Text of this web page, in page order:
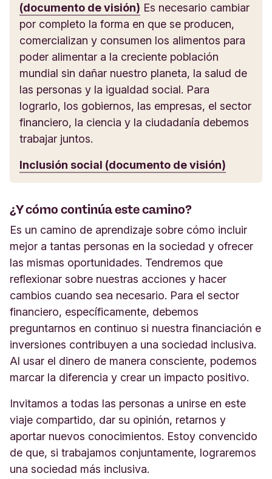
(documento de visión) Es necesario cambiar
por completo la forma en que se producen,
comercializan y consumen los alimentos para
poder alimentar a la creciente población
mundial sin dañar nuestro planeta, la salud de
las personas y la igualdad social. Para
lograrlo, los gobiernos, las empresas, el sector
financiero, la ciencia y la ciudadanía debemos
trabajar juntos.
Inclusión social (documento de visión)
¿Y cómo continúa este camino?
Es un camino de aprendizaje sobre cómo incluir
mejor a tantas personas en la sociedad y ofrecer
las mismas oportunidades. Tendremos que
reflexionar sobre nuestras acciones y hacer
cambios cuando sea necesario. Para el sector
financiero, específicamente, debemos
preguntarnos en continuo si nuestra financiación e
inversiones contribuyen a una sociedad inclusiva.
Al usar el dinero de manera consciente, podemos
marcar la diferencia y crear un impacto positivo.
Invitamos a todas las personas a unirse en este
viaje compartido, dar su opinión, retarnos y
aportar nuevos conocimientos. Estoy convencido
de que, si trabajamos conjuntamente, lograremos
una sociedad más inclusiva.